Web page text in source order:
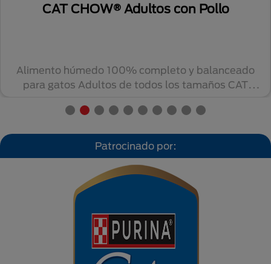
CAT CHOW® Adultos con Pollo
Alimento húmedo 100% completo y balanceado
para gatos Adultos de todos los tamaños CAT
Patrocinado por: